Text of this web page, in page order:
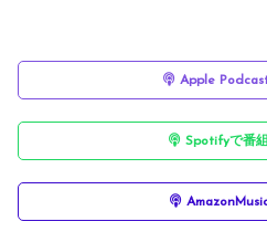
校生グル
ープ3
談対応高
校生グル
談対応高
登校高校
支援会不
Apple
Spotifyで番